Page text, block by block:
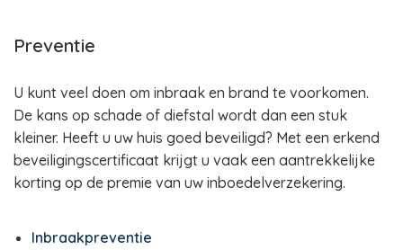
Preventie
U kunt veel doen om inbraak en brand te voorkomen.
De kans op schade of diefstal wordt dan een stuk
kleiner. Heeft u uw huis goed beveiligd? Met een erkend
beveiligingscertificaat krijgt u vaak een aantrekkelijke
korting op de premie van uw inboedelverzekering.
Inbraakpreventie